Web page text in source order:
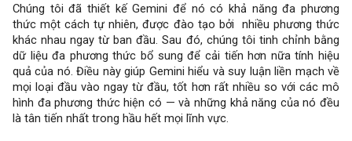
Chúng tôi đã thiết kế Gemini để nó có khả năng đa phương
thức một cách tự nhiên, được đào tạo bởi nhiều phương thức
khác nhau ngay từ ban đầu. Sau đó, chúng tôi tinh chỉnh bằng
dữ liệu đa phương thức bổ sung để cải tiến hơn nữa tính hiệu
quả của nó. Điều này giúp Gemini hiểu và suy luận liền mạch về
mọi loại đầu vào ngay từ đầu, tốt hơn rất nhiều so với các mô
hình đa phương thức hiện có — và những khả năng của nó đều
là tân tiến nhất trong hầu hết mọi lĩnh vực.